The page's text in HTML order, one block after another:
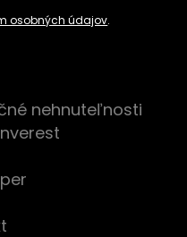
osobných údajov.
nehnuteľnosti